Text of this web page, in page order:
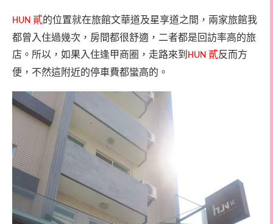
HUN 貳的位置就在旅館文華道及星享道之間，兩家旅館我
都曾入住過幾次，房間都很舒適，二者都是回訪率高的旅
店。所以，如果入住逢甲商圈，走路來到 HUN 貳反而方
便，不然這附近的停車費都蠻高的。